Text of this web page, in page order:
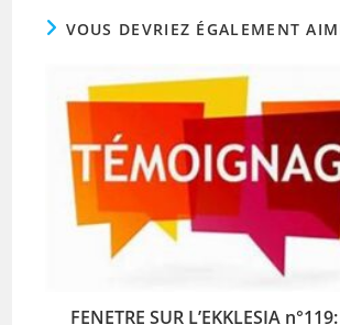
VOUS DEVRIEZ ÉGALEMENT
FENETRE SUR L’EKKLESIA